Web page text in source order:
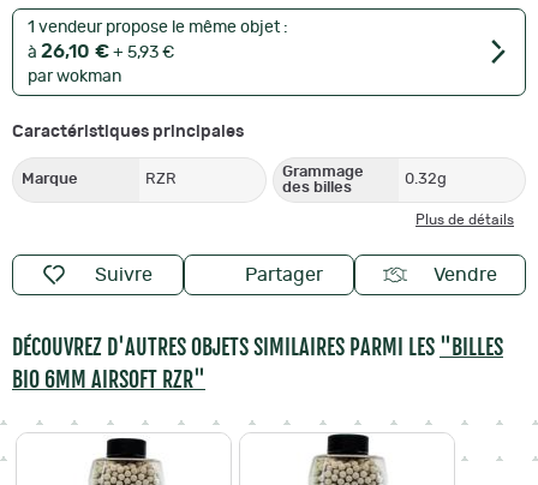
1 vendeur propose le même objet :
à 26,10 € + 5,93 €
par wokman
Caractéristiques principales
Marque RZR
Grammage
des billes
0.32g
Plus de détails
Suivre Partager Vendre
DÉCOUVREZ D'AUTRES OBJETS SIMILAIRES PARMI LES "BILLES
BIO 6MM AIRSOFT RZR"